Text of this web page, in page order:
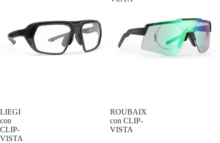
LIEGI
con
CLIP-
VISTA
ROUBAIX
con CLIP-
VISTA